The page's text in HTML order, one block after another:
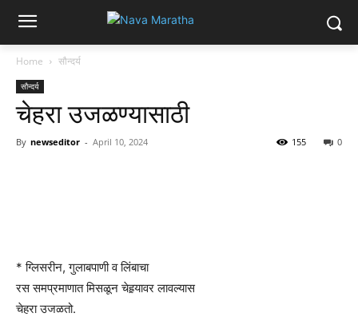
Home सौन्दर्य
सौन्दर्य
चेहरा उजळण्यासाठी
By newseditor - April 10, 2024 0
155
* ग्लिसरीन, गुलाबपाणी व लिंबाचा
रस समप्रमाणात मिसळून चेहर्‍यावर लावल्यास
चेहरा उजळतो.